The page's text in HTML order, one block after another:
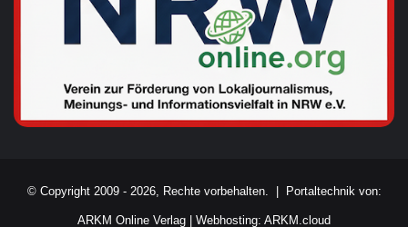
© Copyright 2009 - 2026, Rechte vorbehalten. | Portaltechnik von:
ARKM Online Verlag Webhosting: ARKM.cloud